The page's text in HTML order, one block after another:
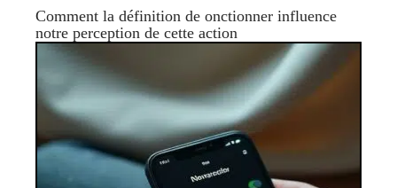
Comment la définition de onctionner influence
notre perception de cette action